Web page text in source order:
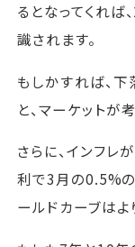
るとなってくれば
識されます。
もしかすれば、
と、マーケットが
さらに、インフレ
利で3月の0.5%の
ールドカーブはよ